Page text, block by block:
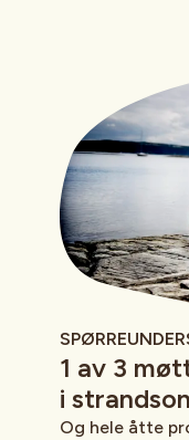
1 av 3
i
Og hele åtte